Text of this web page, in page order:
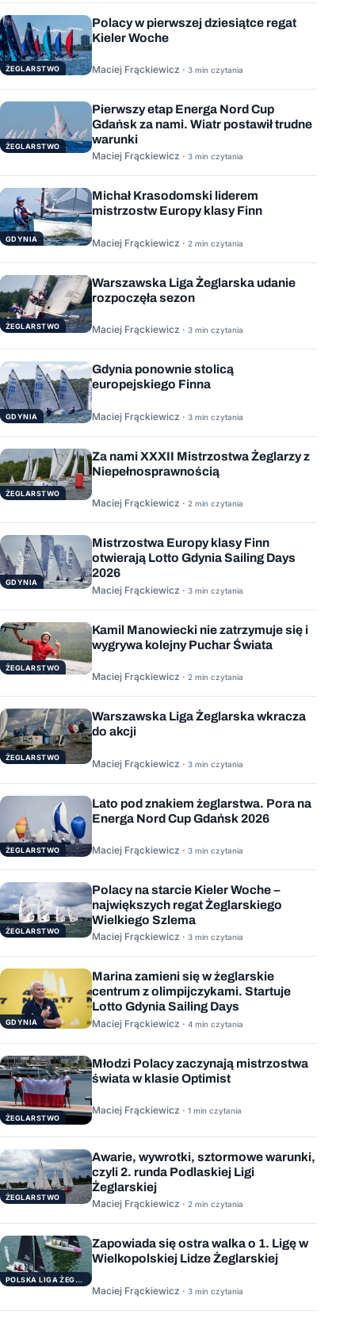
ŻEGLARSTWO
Polacy w pierwszej dziesiątce regat
Kieler Woche
Maciej Frąckiewicz · 3 min czytania
ŻEGLARSTWO
Pierwszy etap Energa Nord Cup
Gdańsk za nami. Wiatr postawił trudne
warunki
Maciej Frąckiewicz · 3 min czytania
GDYNIA
Michał Krasodomski liderem
mistrzostw Europy klasy Finn
Maciej Frąckiewicz · 2 min czytania
ŻEGLARSTWO
Warszawska Liga Żeglarska udanie
rozpoczęła sezon
Maciej Frąckiewicz · 3 min czytania
GDYNIA
Gdynia ponownie stolicą
europejskiego Finna
Maciej Frąckiewicz · 3 min czytania
ŻEGLARSTWO
Za nami XXXII Mistrzostwa Żeglarzy z
Niepełnosprawnością
Maciej Frąckiewicz · 2 min czytania
GDYNIA
Mistrzostwa Europy klasy Finn
otwierają Lotto Gdynia Sailing Days
2026
Maciej Frąckiewicz · 3 min czytania
ŻEGLARSTWO
Kamil Manowiecki nie zatrzymuje się i
wygrywa kolejny Puchar Świata
Maciej Frąckiewicz · 2 min czytania
ŻEGLARSTWO
Warszawska Liga Żeglarska wkracza
do akcji
Maciej Frąckiewicz · 3 min czytania
ŻEGLARSTWO
Lato pod znakiem żeglarstwa. Pora na
Energa Nord Cup Gdańsk 2026
Maciej Frąckiewicz · 3 min czytania
ŻEGLARSTWO
Polacy na starcie Kieler Woche –
największych regat Żeglarskiego
Wielkiego Szlema
Maciej Frąckiewicz · 3 min czytania
GDYNIA
Marina zamieni się w żeglarskie
centrum z olimpijczykami. Startuje
Lotto Gdynia Sailing Days
Maciej Frąckiewicz · 4 min czytania
ŻEGLARSTWO
Młodzi Polacy zaczynają mistrzostwa
świata w klasie Optimist
Maciej Frąckiewicz · 1 min czytania
ŻEGLARSTWO
Awarie, wywrotki, sztormowe warunki,
czyli 2. runda Podlaskiej Ligi
Żeglarskiej
Maciej Frąckiewicz · 2 min czytania
POLSKA LIGA ŻEGLARSKA
Zapowiada się ostra walka o 1. Ligę w
Wielkopolskiej Lidze Żeglarskiej
Maciej Frąckiewicz · 3 min czytania